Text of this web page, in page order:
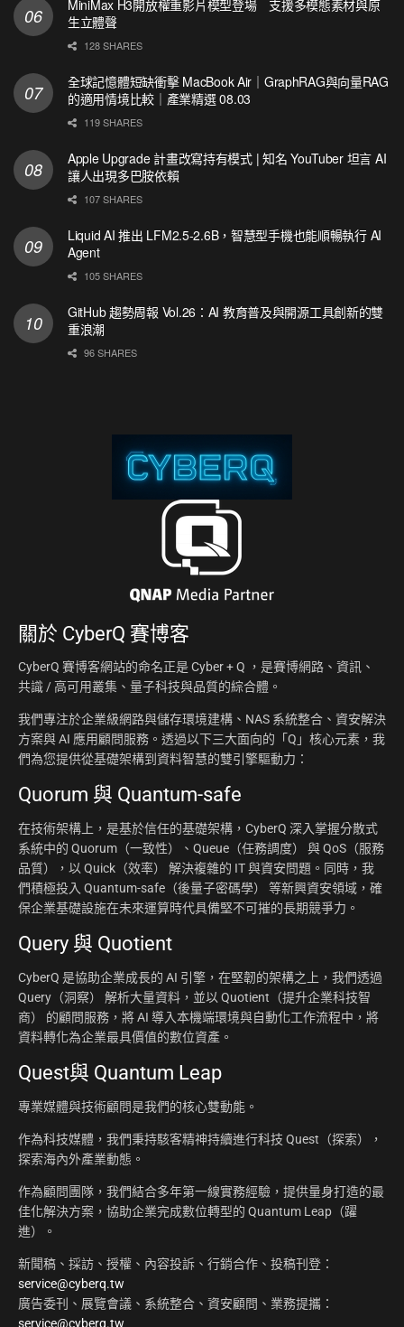
MiniMax H3開放權重影片模型登場 支援多模態素材與原
生立體聲
128 SHARES
全球記憶體短缺衝擊 MacBook Air｜GraphRAG與向量RAG
的適用情境比較｜產業精選 08.03
119 SHARES
Apple Upgrade 計畫改寫持有模式 | 知名 YouTuber 坦言 AI
讓人出現多巴胺依賴
107 SHARES
Liquid AI 推出 LFM2.5-2.6B，智慧型手機也能順暢執行 AI
Agent
105 SHARES
GitHub 趨勢周報 Vol.26：AI 教育普及與開源工具創新的雙
重浪潮
96 SHARES
關於 CyberQ 賽博客
CyberQ 賽博客網站的命名正是 Cyber + Q ，是賽博網路、資訊、
共識 / 高可用叢集、量子科技與品質的綜合體。
我們專注於企業級網路與儲存環境建構、NAS 系統整合、資安解決
方案與 AI 應用顧問服務。透過以下三大面向的「Q」核心元素，我
們為您提供從基礎架構到資料智慧的雙引擎驅動力：
Quorum 與 Quantum-safe
在技術架構上，是基於信任的基礎架構，CyberQ 深入掌握分散式
系統中的 Quorum（一致性）、Queue（任務調度） 與 QoS（服務
品質），以 Quick（效率） 解決複雜的 IT 與資安問題。同時，我
們積極投入 Quantum-safe（後量子密碼學） 等新興資安領域，確
保企業基礎設施在未來運算時代具備堅不可摧的長期競爭力。
Query 與 Quotient
CyberQ 是協助企業成長的 AI 引擎，在堅韌的架構之上，我們透過
Query（洞察） 解析大量資料，並以 Quotient（提升企業科技智
商） 的顧問服務，將 AI 導入本機端環境與自動化工作流程中，將
資料轉化為企業最具價值的數位資產。
Quest與 Quantum Leap
專業媒體與技術顧問是我們的核心雙動能。
作為科技媒體，我們秉持駭客精神持續進行科技 Quest（探索），
探索海內外產業動態。
作為顧問團隊，我們結合多年第一線實務經驗，提供量身打造的最
佳化解決方案，協助企業完成數位轉型的 Quantum Leap（躍
進）。
新聞稿、採訪、授權、內容投訴、行銷合作、投稿刊登：
service@cyberq.tw
廣告委刊、展覽會議、系統整合、資安顧問、業務提攜：
service@cyberq.tw